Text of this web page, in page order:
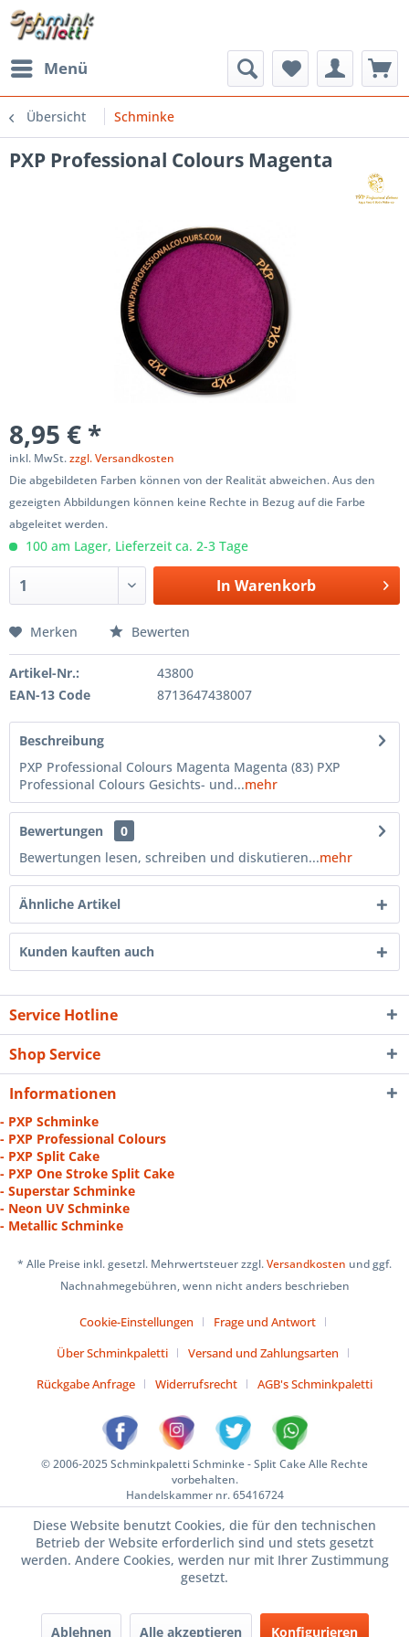
Menü
Übersicht Schminke
PXP Professional Colours Magenta
8,95 € *
inkl. MwSt.zzgl. Versandkosten
Die abgebildeten Farben können von der Realität abweichen. Aus den
gezeigten Abbildungen können keine Rechte in Bezug auf die Farbe
abgeleitet werden.
100 am Lager, Lieferzeit ca. 2-3 Tage
In Warenkorb
Merken Bewerten
Artikel-Nr.:
43800
EAN-13 Code
8713647438007
Beschreibung
PXP Professional Colours Magenta Magenta (83) PXP
Professional Colours Gesichts- und...mehr
Bewertungen
0
Bewertungen lesen, schreiben und diskutieren...mehr
Ähnliche Artikel
Kunden kauften auch
Service Hotline
Shop Service
Informationen
- PXP Schminke
- PXP Professional Colours
- PXP Split Cake
- PXP One Stroke Split Cake
- Superstar Schminke
- Neon UV Schminke
- Metallic Schminke
* Alle Preise inkl. gesetzl. Mehrwertsteuer zzgl.Versandkosten und ggf.
Nachnahmegebühren, wenn nicht anders beschrieben
Cookie-Einstellungen
Frage und Antwort
Über Schminkpaletti
Versand und Zahlungsarten
Rückgabe Anfrage
Widerrufsrecht AGB's Schminkpaletti
© 2006-2025 Schminkpaletti Schminke - Split Cake Alle Rechte
vorbehalten.
Handelskammer nr. 65416724
Diese Website benutzt Cookies, die für den technischen
Betrieb der Website erforderlich sind und stets gesetzt
werden. Andere Cookies, werden nur mit Ihrer Zustimmung
gesetzt.
Ablehnen Alle akzeptieren Konfigurieren